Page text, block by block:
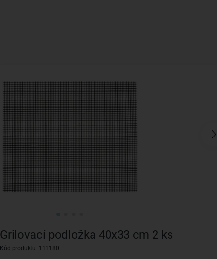
Grilovací podložka 40x33 cm 2 ks
Kód produktu 111180